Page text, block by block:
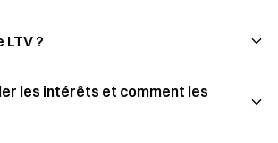
?
les intérêts et comment les